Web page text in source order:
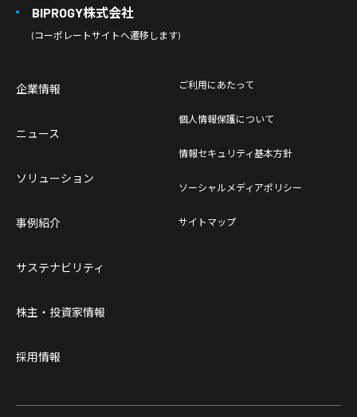
BIPROGY株式会社
(コーポレートサイトへ遷移します)
企業情報
ニュース
ソリューション
事例紹介
サステナビリティ
株主・投資家情報
採用情報
ご利用にあたって
個人情報保護について
情報セキュリティ基本方針
ソーシャルメディアポリシー
サイトマップ